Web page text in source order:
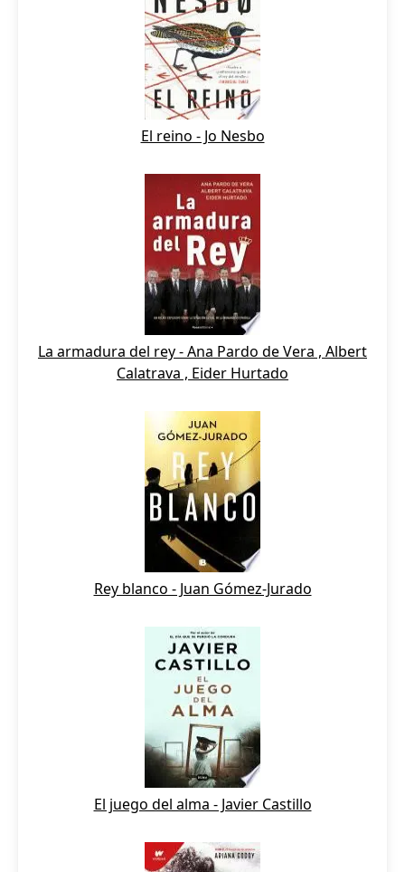
El reino - Jo Nesbo
La armadura del rey - Ana Pardo de Vera , Albert
Calatrava , Eider Hurtado
Rey blanco - Juan Gómez-Jurado
El juego del alma - Javier Castillo